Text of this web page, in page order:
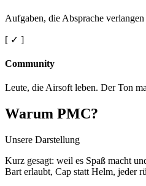
Aufgaben, die Absprache
[ ✓ ]
Community
Leute, die Airsoft leben. Der Ton
Warum PMC?
Unsere Darstellung
Kurz gesagt: weil es Spaß macht
Bart erlaubt, Cap statt Helm, jeder